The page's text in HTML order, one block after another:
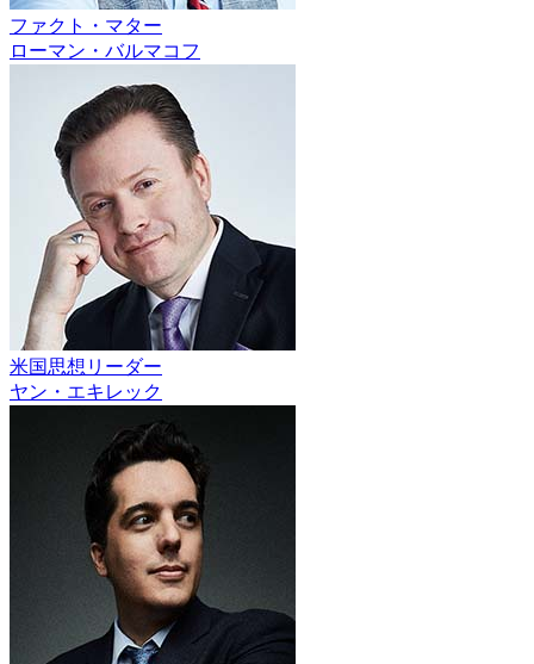
ファクト・マター
ローマン・バルマコフ
米国思想リーダー
ヤン・エキレック